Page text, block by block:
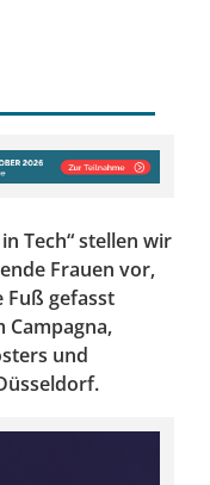
Tech“ stellen wir
Frauen vor,
Fuß gefasst
Campagna,
und